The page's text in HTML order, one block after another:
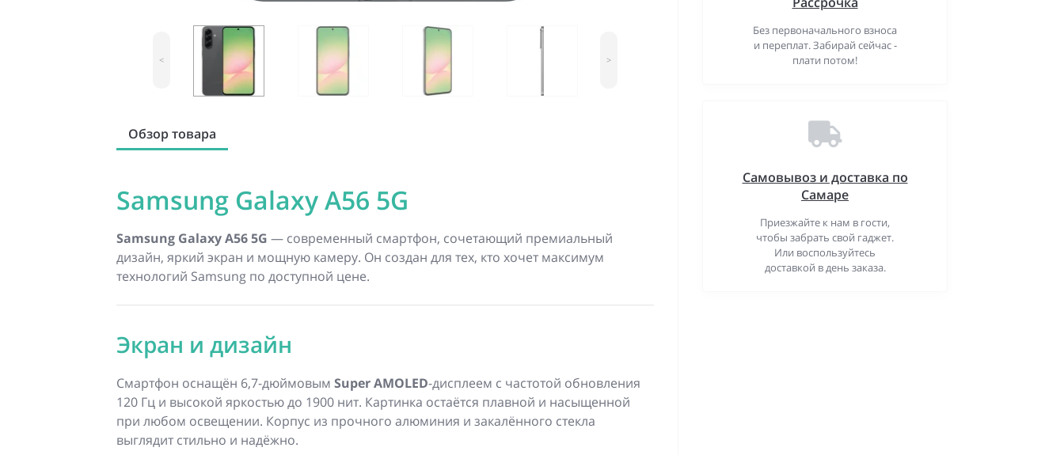
< >
Обзор товара
Samsung Galaxy A56 5G
Samsung Galaxy A56 5G — современный смартфон, сочетающий премиальный
дизайн, яркий экран и мощную камеру. Он создан для тех, кто хочет максимум
технологий Samsung по доступной цене.
Экран и дизайн
Смартфон оснащён 6,7-дюймовым Super AMOLED-дисплеем с частотой обновления
120 Гц и высокой яркостью до 1900 нит. Картинка остаётся плавной и насыщенной
при любом освещении. Корпус из прочного алюминия и закалённого стекла
выглядит стильно и надёжно.
Без первоначального взноса
и переплат. Забирай сейчас -
плати потом!
Самовывоз и доставка по
Самаре
Приезжайте к нам в гости,
чтобы забрать свой гаджет.
Или воспользуйтесь
доставкой в день заказа.